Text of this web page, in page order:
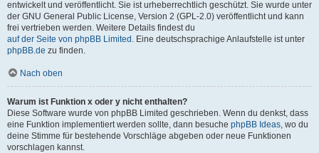
entwickelt und veröffentlicht. Sie ist urheberrechtlich geschützt. Sie wurde unter
der GNU General Public License, Version 2 (GPL-2.0) veröffentlicht und kann
frei vertrieben werden. Weitere Details findest du
auf der Seite von phpBB Limited . Eine deutschsprachige Anlaufstelle ist unter
phpBB.de zu finden.
Nach oben
Warum ist Funktion x oder y nicht enthalten?
Diese Software wurde von phpBB Limited geschrieben. Wenn du denkst, dass
eine Funktion implementiert werden sollte, dann besuche phpBB Ideas, wo du
deine Stimme für bestehende Vorschläge abgeben oder neue Funktionen
vorschlagen kannst.